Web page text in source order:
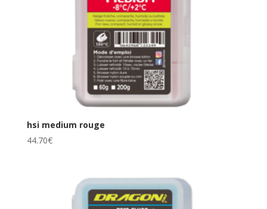
hsi medium rouge
44.70€